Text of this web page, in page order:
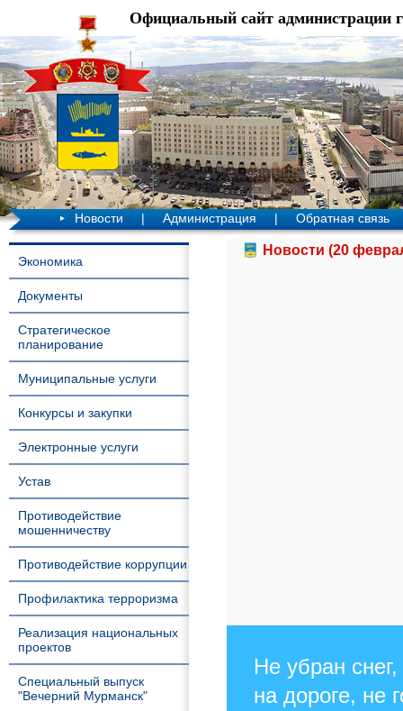
Официальный сайт администрации
Новости | Администрация | Обратная связь
Экономика
Документы
Стратегическое
планирование
Муниципальные услуги
Конкурсы и закупки
Электронные услуги
Устав
Противодействие
мошенничеству
Противодействие коррупции
Профилактика терроризма
Реализация национальных
проектов
Специальный выпуск
"Вечерний Мурманск"
Новости (20
Не убран
на дороге, не